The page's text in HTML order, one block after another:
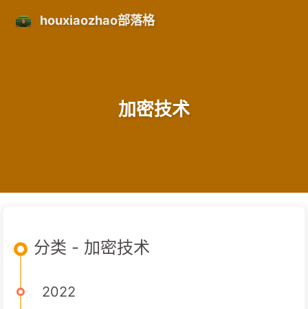
houxiaozhao部落格
加密技术
分类 - 加密技术
2022